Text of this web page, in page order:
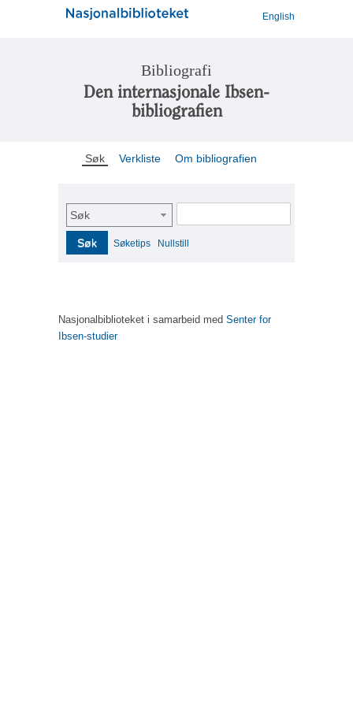
English
Bibliografi
Den internasjonale Ibsen-
bibliografien
Søk Verkliste Om bibliografien
Søk
Søk Søketips Nullstill
Nasjonalbiblioteket i samarbeid med Senter for
Ibsen-studier